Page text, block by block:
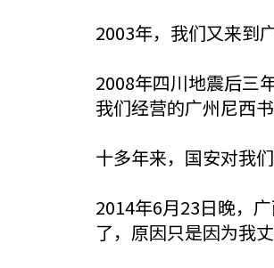
2003年，我们又来到
2008年四川地震后三
我们经营的广州尼西
十多年来，国安对我
2014年6月23日晚，
了，原因只是因为我